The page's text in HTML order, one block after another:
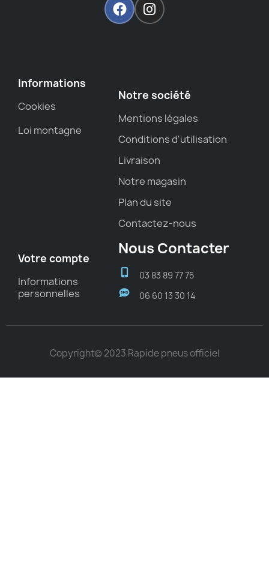
Informations
Cookies
Loi montagne
Notre société
Mentions légales
Conditions d'utilisation
Livraison
Notre magasin
Plan du site
Contactez-nous
Votre compte
Informations
personnelles
Nous Contacter
03 83 89 77 75
06 60 13 30 14
Copyright© 2023 Rapide pneus officiel